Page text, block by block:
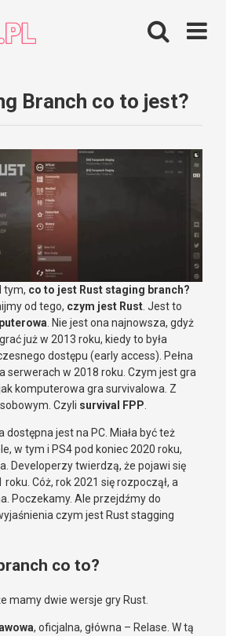
Branch co to jest?
tym, co to jest Rust staging branch?
od tego, czym jest Rust . Jest to
. Nie jest ona najnowsza, gdyż
już w 2013 roku, kiedy to była
dostępu (early access). Pełna
serwerach w 2018 roku. Czym jest gra
komputerowa gra survivalowa. Z
Czyli survival FPP
dostępna jest na PC. Miała być też
w tym i PS4 pod koniec 2020 roku,
Developerzy twierdzą, że pojawi się
Cóż, rok 2021 się rozpoczął, a
Poczekamy. Ale przejdźmy do
czym jest Rust stagging
co to?
mamy dwie wersje gry Rust.
, oficjalna, główna – Relase. W tą